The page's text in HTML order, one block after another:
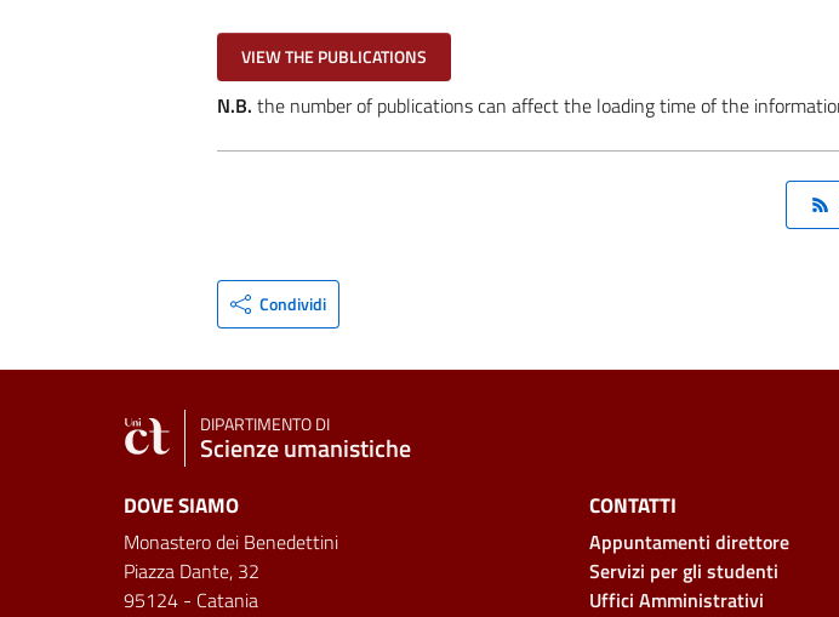
VIEW THE PUBLICATIONS
N.B. the number of publications can affect the loading time of the
Condividi
DIPARTIMENTO DI
Scienze umanistiche
DOVE SIAMO
Monastero dei Benedettini
Piazza Dante, 32
95124 - Catania
CONTATTI
Appuntamenti direttore
Servizi per gli studenti
Uffici Amministrativi